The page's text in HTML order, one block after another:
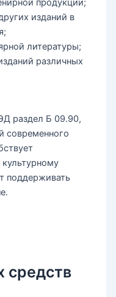
продукции;
изданий в
литературы;
различных
раздел Б 09.90,
современного
поддерживать
средств